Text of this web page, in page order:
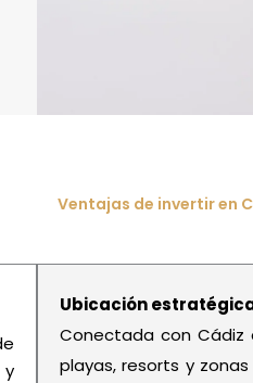
Ventajas de invertir en
y
Ubicación
Conectada con
playas, resorts y